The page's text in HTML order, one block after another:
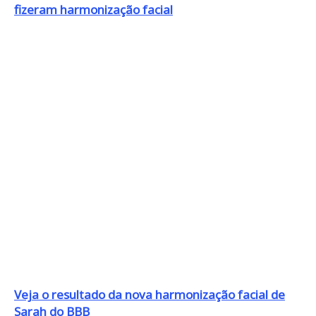
fizeram harmonização facial
Veja o resultado da nova harmonização facial de
Sarah do BBB